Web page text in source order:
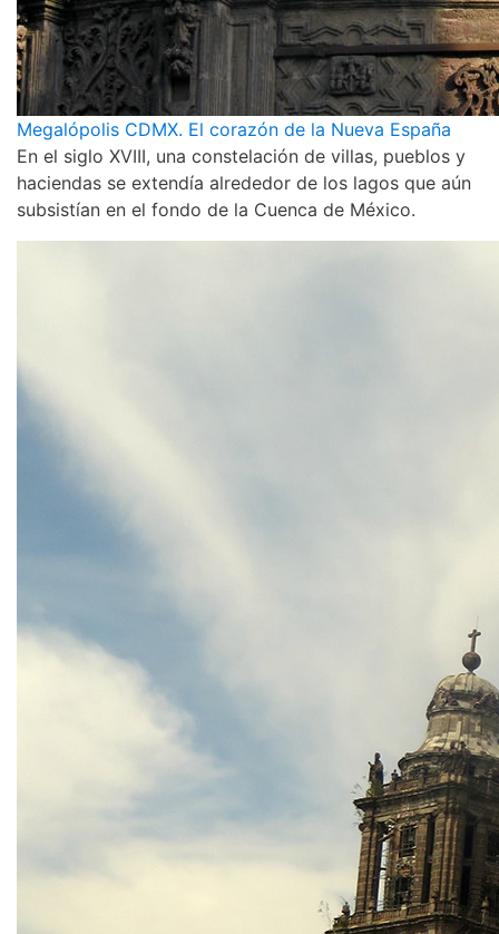
Megalópolis CDMX. El corazón de la Nueva España
En el siglo XVIII, una constelación de villas, pueblos y
haciendas se extendía alrededor de los lagos que aún
subsistían en el fondo de la Cuenca de México.